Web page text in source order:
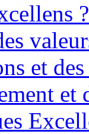
?
et des
et